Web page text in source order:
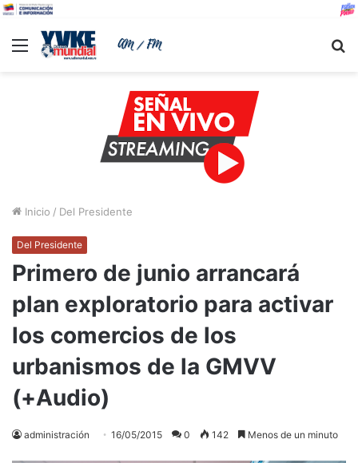
Menu
Inicio / Del Presidente
Del Presidente
Primero de junio arrancará
plan exploratorio para activar
los comercios de los
urbanismos de la GMVV
(+Audio)
administración 16/05/2015 0 142 Menos de un minuto